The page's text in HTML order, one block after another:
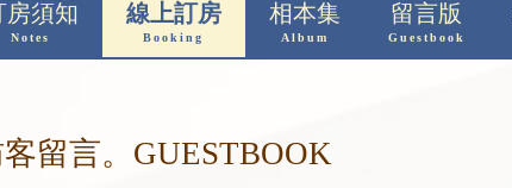
房須知
Notes
線上訂房
Booking
相本集
Album
留言版
Guestbook
留言。GUESTBOOK